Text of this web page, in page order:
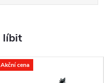
Akční cena